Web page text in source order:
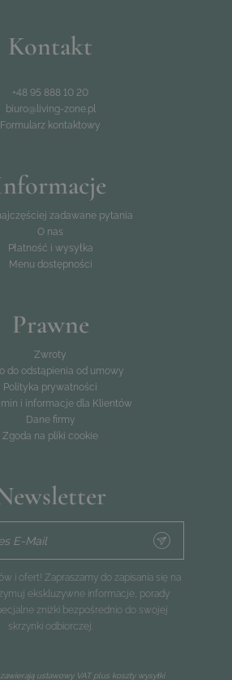
Kontakt
+48 95 888 10 20
biuro@living-zone.pl
Formularz kontaktowy
zadawane pytania
O nas
Płatność i wysyłka
Menu dostępności
Prawne
Zwroty
do odstąpienia od umowy
Polityka prywatności
i informacje dla Klientów
Dane firmy
Zgoda na pliki cookie
E-Mail
i ofert! Zapraszamy do zapisania się na
ekskluzywne informacje, porady
zniżki bezpośrednio do swojej
skrzynki odbiorczej.
ustawowy VAT plus koszty wysyłki